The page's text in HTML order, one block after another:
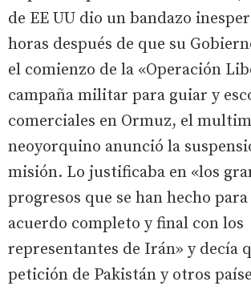
de EE UU dio un bandazo
horas después de que su
el comienzo de la «Operación
campaña militar para guiar y
comerciales en Ormuz, el
neoyorquino anunció la
misión. Lo justificaba en «los
progresos que se han hecho
acuerdo completo y final con los
representantes de Irán» y decía
petición de Pakistán y otros